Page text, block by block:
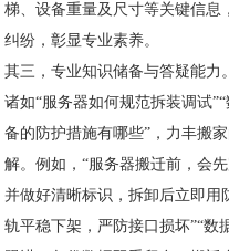
梯、设备重量及尺寸等关键信
纠纷，彰显专业素养。
其三，专业知识储备与答疑能力
诸如“服务器如何规范拆装调试
备的防护措施有哪些”，力丰搬
解。例如，“服务器搬迁前，会
并做好清晰标识，拆卸后立即用
轨平稳下架，严防接口损坏”“